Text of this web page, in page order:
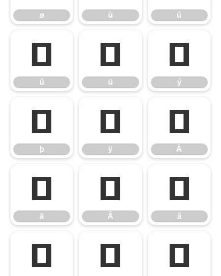
ø ù ú
û
û
ü
ü
ý
ý
þ
þ
ÿ
ÿ
Ā
Ā
ā
ā
Ă
Ă
ă
ă
Ą ą Ć